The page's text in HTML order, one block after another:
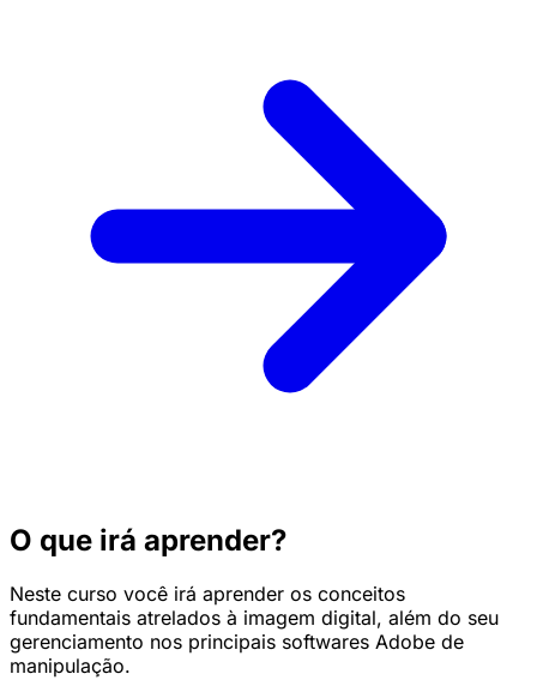
O que irá aprender?
Neste curso você irá aprender os conceitos
fundamentais atrelados à imagem digital, além do seu
gerenciamento nos principais softwares Adobe de
manipulação.